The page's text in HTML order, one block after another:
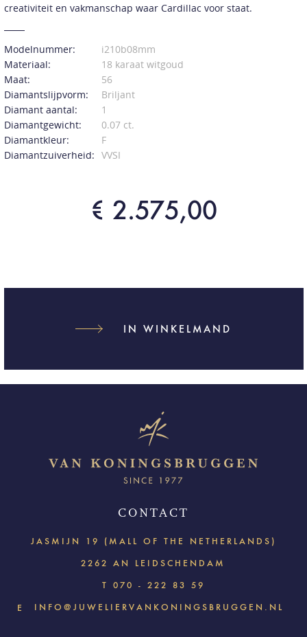
creativiteit en vakmanschap waar Cardillac voor staat.
Modelnummer:
i210b08mm
Materiaal:
18 karaat witgoud
Maat:
56
Diamantslijpvorm:
Briljant
Diamant aantal:
1
Diamantgewicht:
0.07 ct.
Diamantkleur:
F
Diamantzuiverheid: VVSI
€ 2.575,00
IN WINKELMAND
CONTACT
JASMIJN 19 (MALL OF THE NETHERLANDS)
2262 AN LEIDSCHENDAM
T 070 - 222 83 59
E INFO@JUWELIERVANKONINGSBRUGGEN.NL